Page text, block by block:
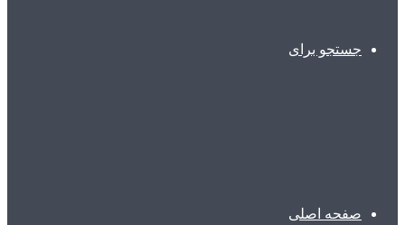
جستجو برای
صفحه اصلی